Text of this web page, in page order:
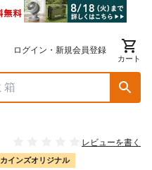
ログイン・新規会員登録
カート
レビューを書く
カインズオリジナル